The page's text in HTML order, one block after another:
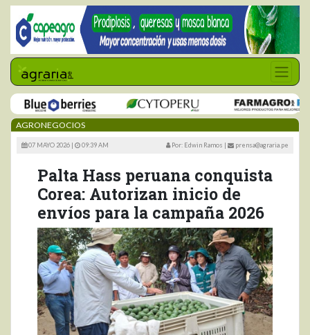
AGRONEGOCIOS
07 MAYO 2026 | 09:39 AM Por: Edwin Ramos | prensa@agraria.pe
Palta Hass peruana conquista
Corea: Autorizan inicio de
envíos para la campaña 2026